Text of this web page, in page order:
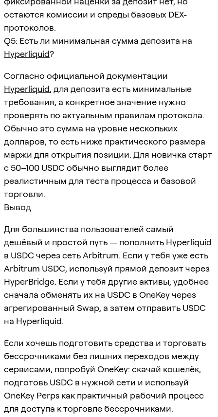
остаются комиссии и спреды базовых DEX-
протоколов.
Q5: Есть ли минимальная сумма депозита на
Hyperliquid?
Согласно официальной документации
Hyperliquid, для депозита есть минимальные
требования, а конкретное значение нужно
проверять по актуальным правилам протокола.
Обычно это сумма на уровне нескольких
долларов, то есть ниже практического размера
маржи для открытия позиции. Для новичка старт
с 50–100 USDC обычно выглядит более
реалистичным для теста процесса и базовой
торговли.
Вывод
Для большинства пользователей самый
дешёвый и простой путь — пополнить Hyperliquid
в USDC через сеть Arbitrum. Если у тебя уже есть
Arbitrum USDC, используй прямой депозит через
HyperBridge. Если у тебя другие активы, удобнее
сначала обменять их на USDC в OneKey через
агрегированный Swap, а затем отправить USDC
на Hyperliquid.
Если хочешь подготовить средства и торговать
бессрочниками без лишних переходов между
сервисами, попробуй OneKey: скачай кошелёк,
подготовь USDC в нужной сети и используй
OneKey Perps как практичный рабочий процесс
для доступа к торговле бессрочниками.